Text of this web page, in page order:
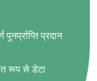
प्रदान
रूप से डेटा